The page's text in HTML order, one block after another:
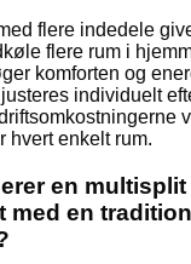
flere indedele
flere rum i
komforten og
individuelt
hvert enkelt rum.
en
med en